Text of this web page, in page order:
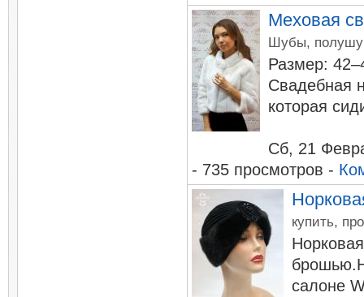
Меховая
Шубы,
Размер:
Свадебная
которая
Сб, 21
- 735 просмотров -
купить,
салоне